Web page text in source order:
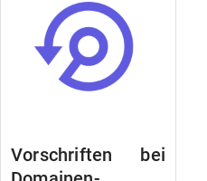
Vorschriften bei